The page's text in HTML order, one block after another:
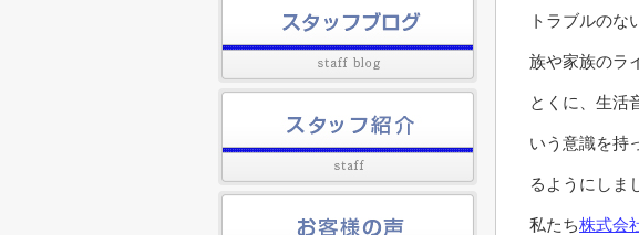
トラブルのな
族や家族のラ
とくに、生活
いう意識を持
るようにしま
私たち株式会